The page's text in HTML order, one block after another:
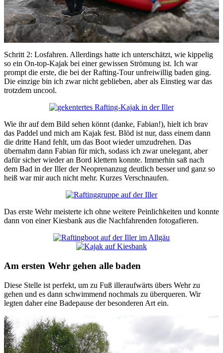
Schritt 2: Losfahren. Allerdings hatte ich unterschätzt, wie kippelig
so ein On-top-Kajak bei einer gewissen Strömung ist. Ich war
prompt die erste, die bei der Rafting-Tour unfreiwillig baden ging.
Die einzige bin ich zwar nicht geblieben, aber als Einstieg war das
trotzdem uncool.
Wie ihr auf dem Bild sehen könnt (danke, Fabian!), hielt ich brav
das Paddel und mich am Kajak fest. Blöd ist nur, dass einem dann
die dritte Hand fehlt, um das Boot wieder umzudrehen. Das
übernahm dann Fabian für mich, sodass ich zwar unelegant, aber
dafür sicher wieder an Bord klettern konnte. Immerhin saß nach
dem Bad in der Iller der Neoprenanzug deutlich besser und ganz so
heiß war mir auch nicht mehr. Kurzes Verschnaufen.
Das erste Wehr meisterte ich ohne weitere Peinlichkeiten und konnte
dann von einer Kiesbank aus die Nachfahrenden fotogafieren.
Am ersten Wehr gehen alle baden
Diese Stelle ist perfekt, um zu Fuß illeraufwärts übers Wehr zu
gehen und es dann schwimmend nochmals zu überqueren. Wir
legten daher eine Badepause der besonderen Art ein.